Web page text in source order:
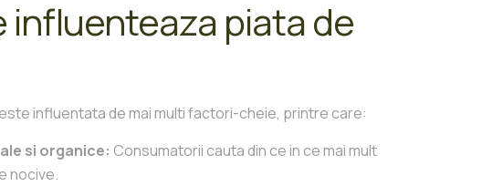
influenteaza piata de
influentata de mai multi factori-cheie, printre care:
si organice: Consumatorii cauta din ce in ce mai mult
nocive.